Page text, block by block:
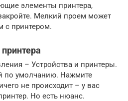
элементы принтера,
Мелкий проем может
с принтером.
– Устройства и принтеры.
по умолчанию. Нажмите
не происходит – у вас
Но есть нюанс.